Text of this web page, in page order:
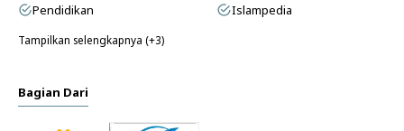
Pendidikan
Islampedia
Tampilkan selengkapnya (+3)
Bagian Dari